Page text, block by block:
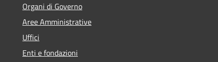
Organi di Governo
Aree Amministrative
Uffici
Enti e fondazioni